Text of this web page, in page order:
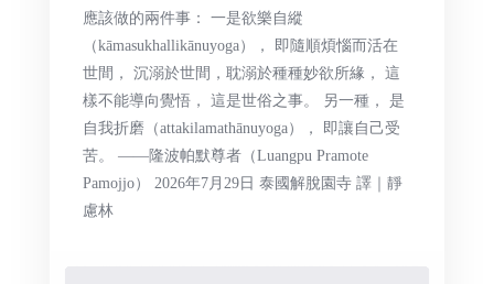
應該做的兩件事： 一是欲樂自縱
（kāmasukhallikānuyoga）， 即隨順煩惱而活在
世間， 沉溺於世間，耽溺於種種妙欲所緣， 這
樣不能導向覺悟， 這是世俗之事。 另一種， 是
自我折磨（attakilamathānuyoga）， 即讓自己受
苦。 ——隆波帕默尊者（Luangpu Pramote
Pamojjo） 2026年7月29日 泰國解脫園寺 譯｜靜
慮林